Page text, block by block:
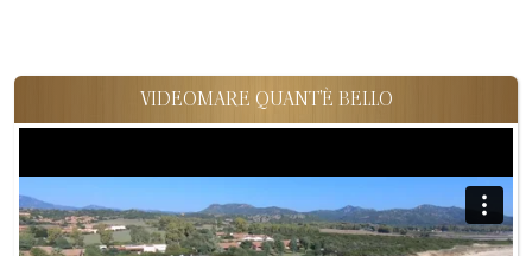
VIDEOMARE QUANT'È BELLO